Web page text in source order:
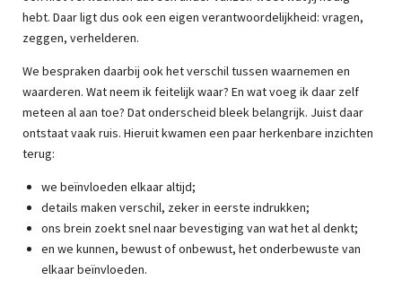
hebt. Daar ligt dus ook een eigen verantwoordelijkheid: vragen,
zeggen, verhelderen.
We bespraken daarbij ook het verschil tussen waarnemen en
waarderen. Wat neem ik feitelijk waar? En wat voeg ik daar zelf
meteen al aan toe? Dat onderscheid bleek belangrijk. Juist daar
ontstaat vaak ruis. Hieruit kwamen een paar herkenbare inzichten
terug:
we beïnvloeden elkaar altijd;
details maken verschil, zeker in eerste indrukken;
ons brein zoekt snel naar bevestiging van wat het al denkt;
en we kunnen, bewust of onbewust, het onderbewuste van
elkaar beïnvloeden.